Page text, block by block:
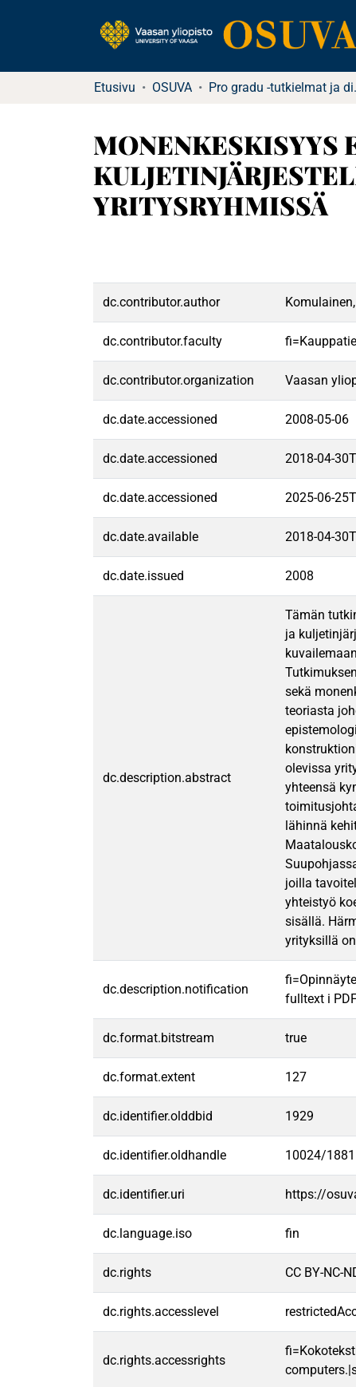
Etusivu OSUVA Pro
MONENKESKISYYS
YRITYSRYHMISSÄ
dc.contributor.author
dc.contributor.faculty
dc.contributor.organization Vaasan
dc.date.accessioned 2008-05-06
dc.date.accessioned 2018-04-
dc.date.accessioned 2025-06-
dc.date.available 2018-04-
dc.date.issued 2008
dc.description.abstract
Tämän
ja
sekä
teoriasta
olevissa
yhteensä
lähinnä
joilla
yhteistyö
sisällä.
yrityksillä
dc.description.notification
fulltext i
dc.format.bitstream true
dc.format.extent 127
dc.identifier.olddbid 1929
dc.identifier.oldhandle 10024/1881
dc.identifier.uri https://
dc.language.iso fin
dc.rights CC BY-NC-
dc.rights.accesslevel
dc.rights.accessrights